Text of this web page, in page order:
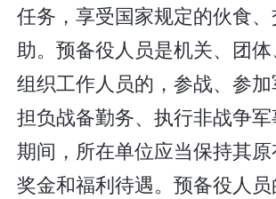
任务，享受国家规定的伙食
助。预备役人员是机关、团
组织工作人员的，参战、参加
担负战备勤务、执行非战争
期间，所在单位应当保持其原
奖金和福利待遇。预备役人